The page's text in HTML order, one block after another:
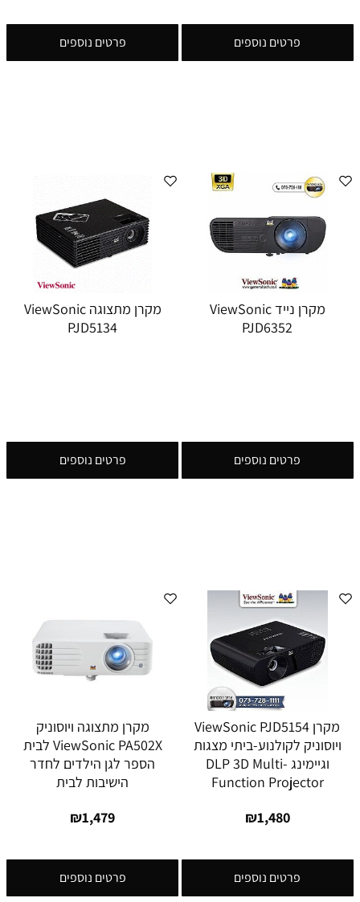
פרטים נוספים פרטים נוספים
מקרן נייד ViewSonic
PJD6352
פרטים נוספים
מקרן מתצוגה ViewSonic
PJD5134
פרטים נוספים
מקרן ViewSonic PJD5154
ויוסוניק לקולנוע-ביתי מצגות
וגיימינג DLP 3D Multi-
Function Projector
₪1,480
פרטים נוספים
מקרן מתצוגה ויוסוניק
ViewSonic PA502X לבית
הספר לגן הילדים לחדר
הישיבות לבית
₪1,479
פרטים נוספים